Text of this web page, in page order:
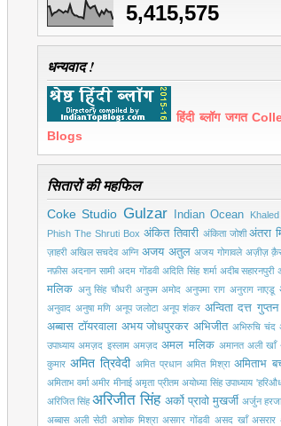
5,415,575
धन्यवाद !
हिंदी ब्लॉग जगत
Blogs
सितारों की महफिल
Coke Studio Gulzar Indian Ocean
Phish The Shruti Box अंकित तिवारी अंकिता जोशी अंतरा
ज़ाहरी अखिल सचदेव अग्नि अजय अतुल अजय गोगावले अज़ीज़
नफ़ीस अदनान सामी अदम गोंडवी अदिति सिंह शर्मा अदीब सहारनपुरी
मलिक अनु सिंह चौधरी अनुपम अमोद अनुपमा राग अनुराग नाएडू
अनुवाद अनुषा मणि अनूप जलोटा अनूप शंकर अन्विता दत्त गुप्तन
अब्बास टॉयरवाला अभय जोधपुरकर अभिजीत अभिरुचि चंद
उपाध्याय अमज़द इस्लाम अमज़द अमल मलिक अमानत अली खाँ
कुमार अमित त्रिवेदी अमित प्रधान अमित मिश्रा अमिताभ
अमिताभ वर्मा अमीर मीनाई अमृता प्रीतम अयोध्या सिंह उपाध्याय
अरिजित सिंह अरिजीत सिंह अर्को प्रावो मुखर्जी अर्जुन
अब्बास अली सेठी अशोक मिश्रा असग़र गोंडवी असद खाँ असरार